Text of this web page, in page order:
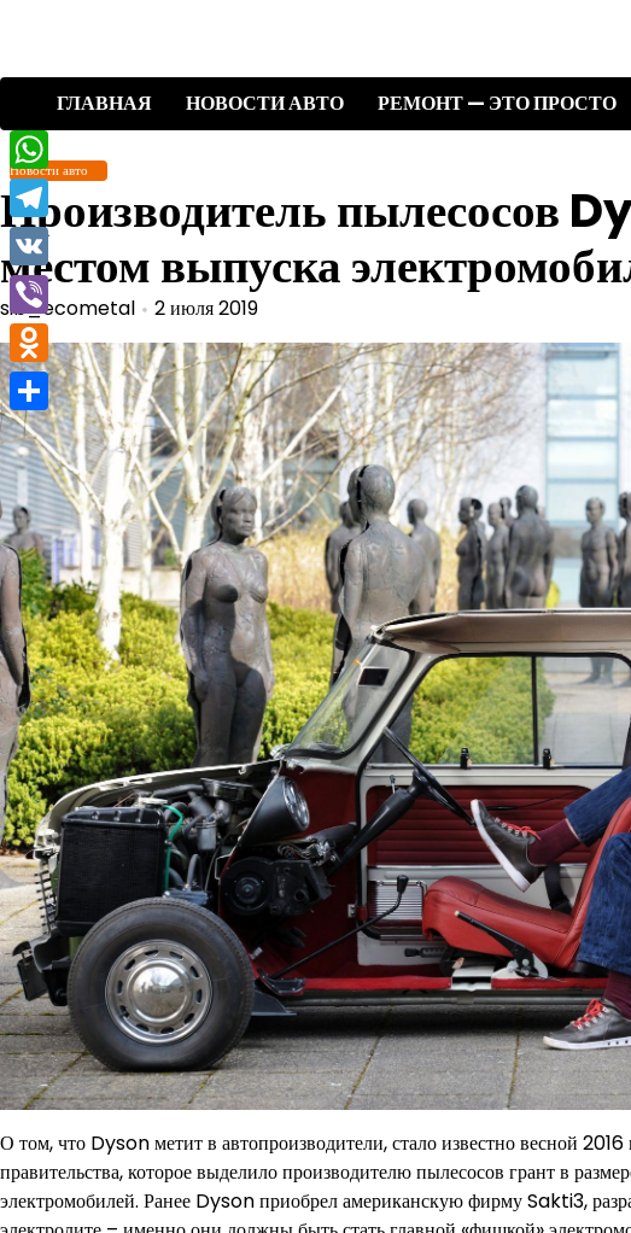
содержимому
ГЛАВНАЯ
НОВОСТИ АВТО РЕМОНТ — ЭТО ПРОСТО
Новости авто
Производитель пылесосов
местом выпуска
sib_ecometal 2 июля 2019
О том, что Dyson метит в автопроизводители, стало известно весной
правительства, которое выделило производителю пылесосов грант в
электромобилей. Ранее Dyson приобрел американскую фирму Sakti3,
WhatsApp
Telegram
VK
Viber
Odnoklassniki
Отправить